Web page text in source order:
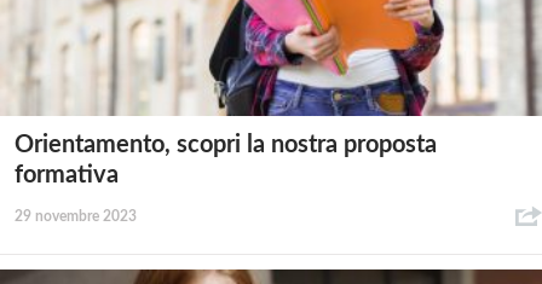
Orientamento, scopri la nostra proposta
formativa
29 novembre 2023